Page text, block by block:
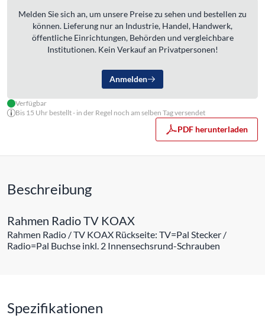
Melden Sie sich an, um unsere Preise zu sehen und bestellen zu
können. Lieferung nur an Industrie, Handel, Handwerk,
öffentliche Einrichtungen, Behörden und vergleichbare
Institutionen. Kein Verkauf an Privatpersonen!
Anmelden
Verfügbar
Bis 15 Uhr bestellt - in der Regel noch am selben Tag versendet
PDF herunterladen
Beschreibung
Rahmen Radio TV KOAX
Rahmen Radio / TV KOAX Rückseite: TV=Pal Stecker /
Radio=Pal Buchse inkl. 2 Innensechsrund-Schrauben
Spezifikationen